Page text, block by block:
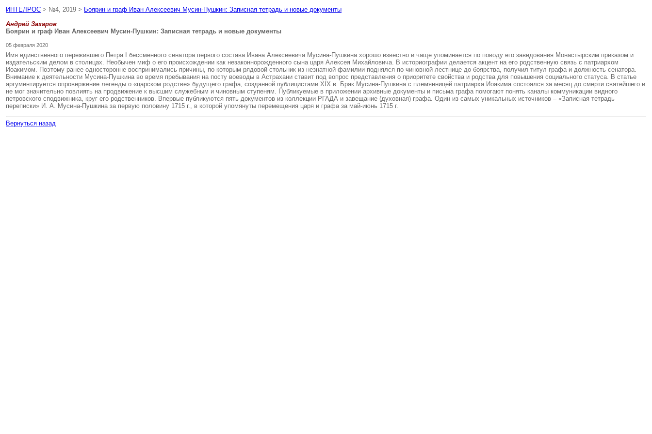
ИНТЕЛРОС > №4, 2019 > Боярин и граф Иван Алексеевич Мусин-Пушкин: Записная тетрадь и новые документы
Андрей Захаров
Боярин и граф Иван Алексеевич Мусин-Пушкин: Записная тетрадь и новые документы
05 февраля 2020
Имя единственного пережившего Петра I бессменного сенатора первого состава Ивана Алексеевича Мусина-Пушкина хорошо известно и чаще упоминается по поводу его заведования Монастырским приказом и
издательским делом в столицах. Необычен миф о его происхождении как незаконнорожденного сына царя Алексея Михайловича. В историографии делается акцент на его родственную связь с патриархом
Иоакимом. Поэтому ранее односторонне воспринимались причины, по которым рядовой стольник из незнатной фамилии поднялся по чиновной лестнице до боярства, получил титул графа и должность сенатора.
Внимание к деятельности Мусина-Пушкина во время пребывания на посту воеводы в Астрахани ставит под вопрос представления о приоритете свойства и родства для повышения социального статуса. В статье
аргументируется опровержение легенды о «царском родстве» будущего графа, созданной публицистами XIX в. Брак Мусина-Пушкина с племянницей патриарха Иоакима состоялся за месяц до смерти святейшего и
не мог значительно повлиять на продвижение к высшим служебным и чиновным ступеням. Публикуемые в приложении архивные документы и письма графа помогают понять каналы коммуникации видного
петровского сподвижника, круг его родственников. Впервые публикуются пять документов из коллекции РГАДА и завещание (духовная) графа. Один из самых уникальных источников – «Записная тетрадь
переписки» И. А. Мусина-Пушкина за первую половину 1715 г., в которой упомянуты перемещения царя и графа за май-июнь 1715 г.
Вернуться назад